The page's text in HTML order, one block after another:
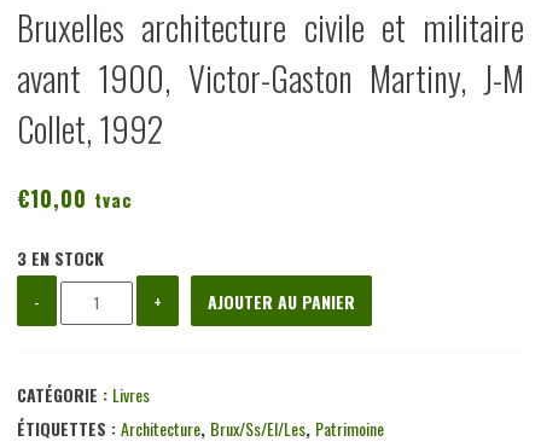
Bruxelles architecture civile et militaire
avant 1900, Victor-Gaston Martiny, J-M
Collet, 1992
€10,00 tvac
3 EN STOCK
-
quantité
de
architecture
civile
+ AJOUTER AU PANIER
CATÉGORIE : Livres
ÉTIQUETTES :Architecture, Brux/ss/el/les, Patrimoine